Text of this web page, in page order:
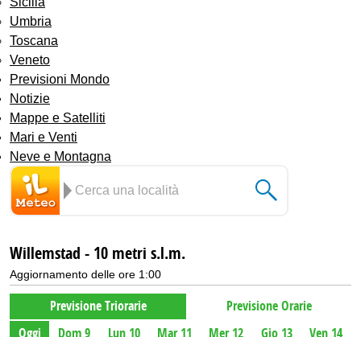
Umbria
Toscana
Veneto
Previsioni Mondo
Notizie
Mappe e Satelliti
Mari e Venti
Neve e Montagna
Willemstad - 10 metri s.l.m.
Aggiornamento delle ore 1:00
Previsione Triorarie
Previsione Orarie
Oggi
Dom 9 Lun 10 Mar 11 Mer 12 Gio 13 Ven 14